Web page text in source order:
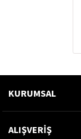
KURUMSAL
ALIŞVERİŞ